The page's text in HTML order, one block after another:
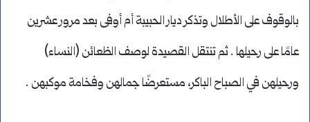
بالوقوف على الأطلال وتذكر ديار الحبيبة أم أوفى بعد مرور عشرين
عامًا على رحيلها . ثم تنتقل القصيدة لوصف الظعائن (النساء)
ورحيلهن في الصباح الباكر، مستعرضًا جمالهن وفخامة موكبهن .